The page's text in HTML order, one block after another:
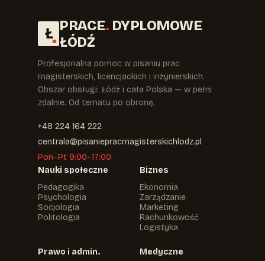
Ł PRACE. DYPLOMOWE
ŁÓDŹ
Profesjonalna pomoc w pisaniu prac
magisterskich, licencjackich i inżynierskich.
Obszar obsługi: Łódź i cała Polska — w pełni
zdalnie. Od tematu po obronę.
+48 224 164 222
centrala@pisaniepracmagisterskichlodz.pl
Pon–Pt 9:00–17:00
Nauki społeczne
Pedagogika
Psychologia
Socjologia
Politologia
Biznes
Ekonomia
Zarządzanie
Marketing
Rachunkowość
Logistyka
Prawo i admin.
Medyczne